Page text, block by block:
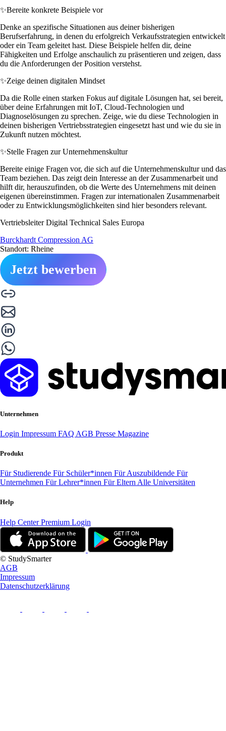
✨Bereite konkrete Beispiele vor
Denke an spezifische Situationen aus deiner bisherigen
Berufserfahrung, in denen du erfolgreich Verkaufsstrategien entwickelt
oder ein Team geleitet hast. Diese Beispiele helfen dir, deine
Fähigkeiten und Erfolge anschaulich zu präsentieren und zeigen, dass
du die Anforderungen der Position verstehst.
✨Zeige deinen digitalen Mindset
Da die Rolle einen starken Fokus auf digitale Lösungen hat, sei bereit,
über deine Erfahrungen mit IoT, Cloud-Technologien und
Diagnoselösungen zu sprechen. Zeige, wie du diese Technologien in
deinen bisherigen Vertriebsstrategien eingesetzt hast und wie du sie in
Zukunft nutzen möchtest.
✨Stelle Fragen zur Unternehmenskultur
Bereite einige Fragen vor, die sich auf die Unternehmenskultur und das
Team beziehen. Das zeigt dein Interesse an der Zusammenarbeit und
hilft dir, herauszufinden, ob die Werte des Unternehmens mit deinen
eigenen übereinstimmen. Fragen zur internationalen Zusammenarbeit
oder zu Entwicklungsmöglichkeiten sind hier besonders relevant.
Vertriebsleiter Digital Technical Sales Europa
Burckhardt Compression AG
Standort: Rheine
Jetzt bewerben
Unternehmen
Login Impressum FAQ AGB Presse Magazine
Produkt
Für Studierende Für Schüler*innen Für Auszubildende Für
Unternehmen Für Lehrer*innen Für Eltern Alle Universitäten
Help
Help CenterPremium Login
© StudySmarter
AGB
Impressum
Datenschutzerklärung